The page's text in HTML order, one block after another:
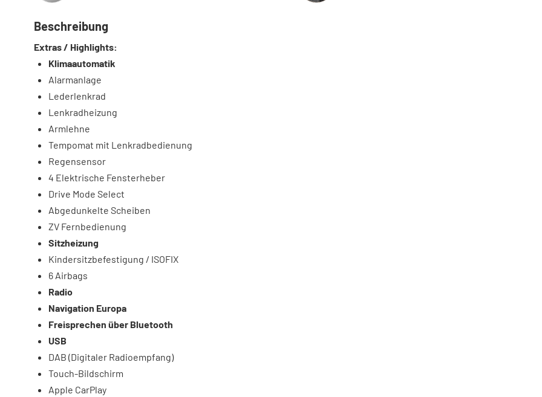
Beschreibung
Extras / Highlights:
Klimaautomatik
Alarmanlage
Lederlenkrad
Lenkradheizung
Armlehne
Tempomat mit Lenkradbedienung
Regensensor
4 Elektrische Fensterheber
Drive Mode Select
Abgedunkelte Scheiben
ZV Fernbedienung
Sitzheizung
Kindersitzbefestigung / ISOFIX
6 Airbags
Radio
Navigation Europa
Freisprechen über Bluetooth
USB
DAB (Digitaler Radioempfang)
Touch-Bildschirm
Apple CarPlay